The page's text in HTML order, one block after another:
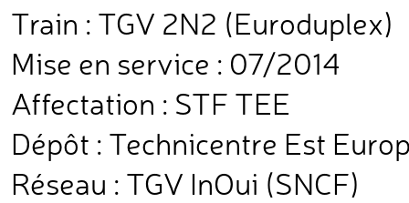
Train : TGV 2N2 (Euroduplex)
Mise en service : 07/2014
Affectation : STF TEE
Dépôt : Technicentre Est
Réseau : TGV InOui (SNCF)